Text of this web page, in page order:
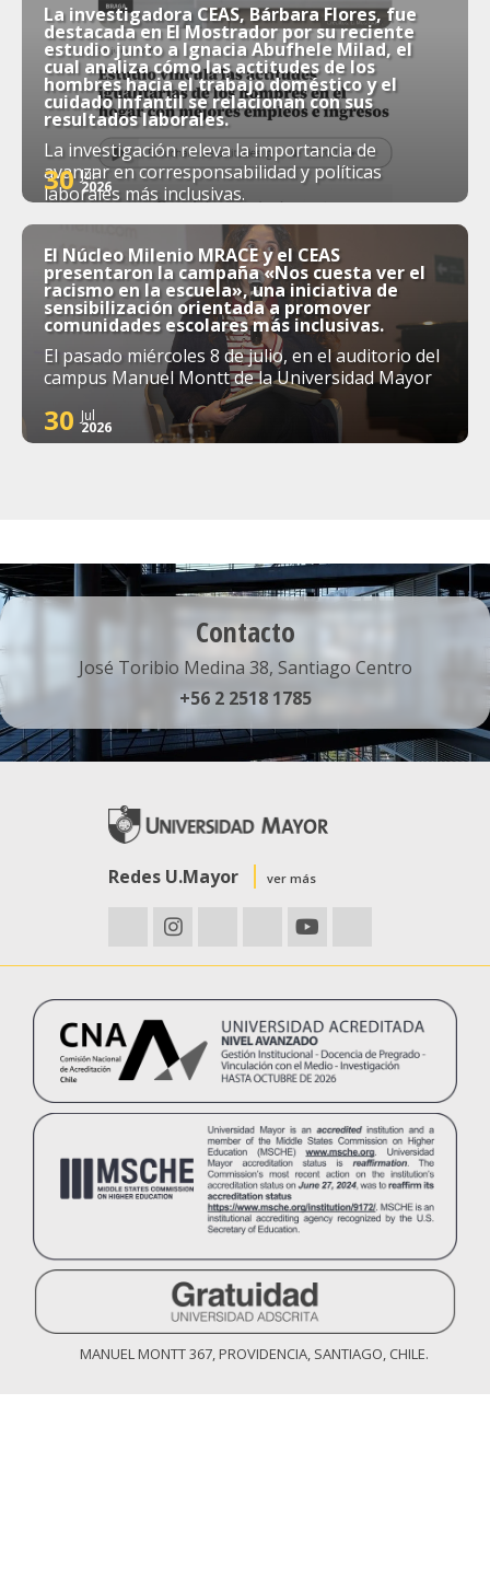
La investigadora CEAS, Bárbara Flores, fue
destacada en El Mostrador por su reciente
estudio junto a Ignacia Abufhele Milad, el
cual analiza cómo las actitudes de los
hombres hacia el trabajo doméstico y el
cuidado infantil se relacionan con sus
resultados laborales.
La investigación releva la importancia de
avanzar en corresponsabilidad y políticas
laborales más inclusivas.
30 Jul
2026
El Núcleo Milenio MRACE y el CEAS
presentaron la campaña «Nos cuesta ver el
racismo en la escuela», una iniciativa de
sensibilización orientada a promover
comunidades escolares más inclusivas.
El pasado miércoles 8 de julio, en el auditorio del
campus Manuel Montt de la Universidad Mayor
30 Jul
2026
Contacto
José Toribio Medina 38, Santiago Centro
+56 2 2518 1785
Redes U.Mayor ver más
MANUEL MONTT 367, PROVIDENCIA, SANTIAGO, CHILE.